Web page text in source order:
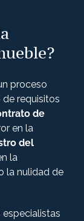
proceso
requisitos
de
en la
del
la
la nulidad de